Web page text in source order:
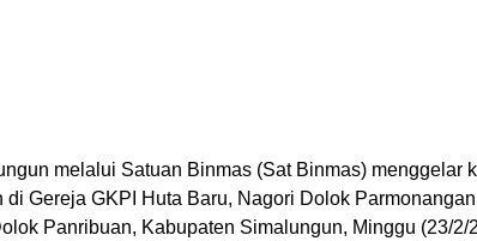
melalui Satuan Binmas (Sat Binmas) menggelar
di Gereja GKPI Huta Baru, Nagori Dolok
Panribuan, Kabupaten Simalungun, Minggu (23/2/